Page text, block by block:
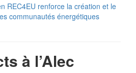
REC4EU renforce la création et le
communautés énergétiques
à l’Alec